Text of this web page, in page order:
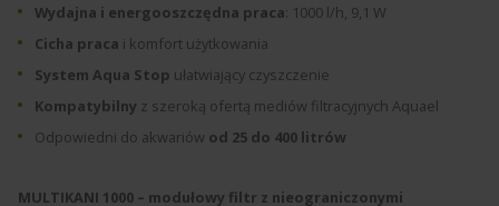
Wydajna i energooszczędna praca: 1000 l/h, 9,1 W
Cicha praca i komfort użytkowania
System Aqua Stop ułatwiający czyszczenie
Kompatybilny z szeroką ofertą mediów filtracyjnych Aquael
Odpowiedni do akwariów od 25 do 400 litrów
MULTIKANI 1000 – modułowy filtr z nieograniczonymi